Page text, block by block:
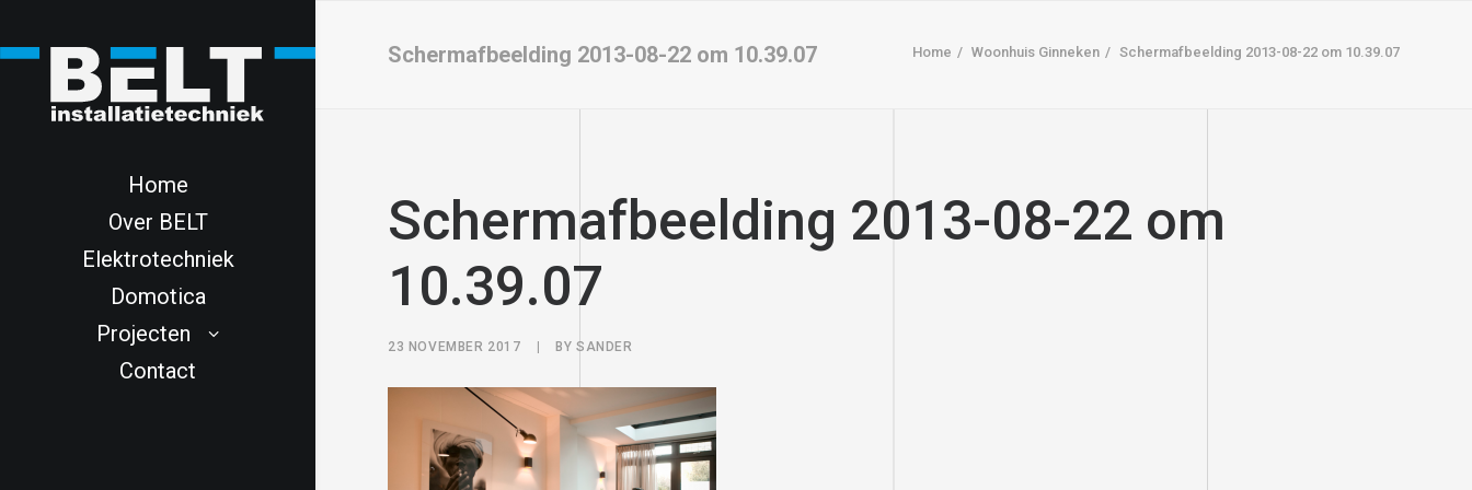
Home
Over BELT
Elektrotechniek
Domotica
Projecten
Contact
Schermafbeelding 2013-08-22 om 10.39.07 Home Woonhuis Ginneken Schermafbeelding 2013-08-22 om 10.39.07
Schermafbeelding 2013-08-22 om
10.39.07
23 NOVEMBER 2017 BYSANDER